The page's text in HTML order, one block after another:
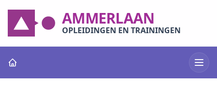
AMMERLAAN
OPLEIDINGEN EN TRAININGEN